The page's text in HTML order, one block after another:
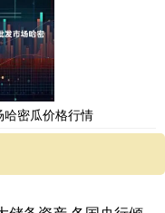
密瓜价格行情